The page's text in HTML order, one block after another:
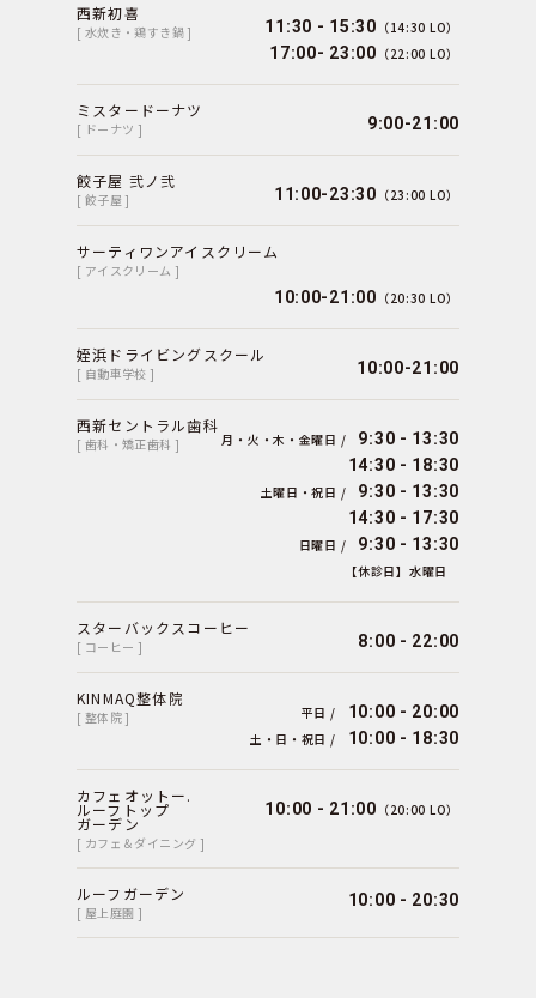
西新初喜
[ 水炊き・鶏すき鍋 ] 11:30 - 15:30 （14:30 LO）
17:00- 23:00 （22:00 LO）
ミスタードーナツ
[ ドーナツ ] 9:00-21:00
餃子屋 弐ノ弐
[ 餃子屋 ] 11:00-23:30 （23:00 LO）
サーティワンアイスクリーム
[ アイスクリーム ]
10:00-21:00 （20:30 LO）
姪浜ドライビングスクール
[ 自動車学校 ] 10:00-21:00
西新セントラル歯科
[ 歯科・矯正歯科 ] 月・火・木・金曜日 /
9:30 - 13:30
14:30 - 18:30
土曜日・祝日 /
9:30 - 13:30
14:30 - 17:30
日曜日 / 9:30 - 13:30
【休診日】水曜日
スターバックスコーヒー
[ コーヒー ] 8:00 - 22:00
KINMAQ整体院
[ 整体院 ] 平日 / 10:00 - 20:00
土・日・祝日 / 10:00 - 18:30
カフェオットー.
ルーフトップ
ガーデン
[ カフェ＆ダイニング ]
10:00 - 21:00 （20:00 LO）
ルーフガーデン
[ 屋上庭園 ]
10:00 - 20:30